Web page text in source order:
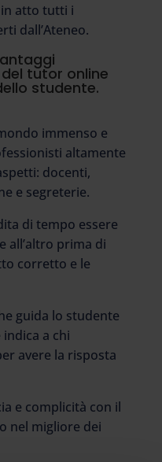
atto tutti i
dall’Ateneo.
tutor online
studente.
immenso e
altamente
docenti,
e segreterie.
di tempo essere
all’altro prima di
corretto e le
guida lo studente
indica a chi
avere la risposta
e complicità con il
nel migliore dei